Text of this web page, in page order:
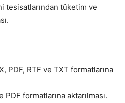
tesisatlarından tüketim ve
PDF, RTF ve TXT formatlarına
PDF formatlarına aktarılması.